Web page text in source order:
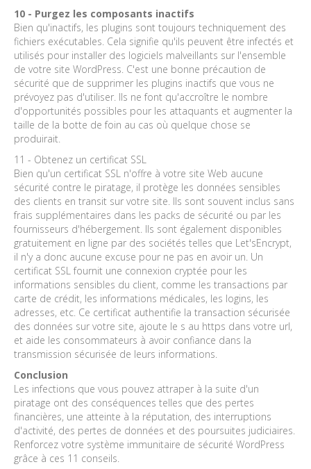
10 - Purgez les composants inactifs
Bien qu'inactifs, les plugins sont toujours techniquement des
fichiers exécutables. Cela signifie qu'ils peuvent être infectés et
utilisés pour installer des logiciels malveillants sur l'ensemble
de votre site WordPress. C'est une bonne précaution de
sécurité que de supprimer les plugins inactifs que vous ne
prévoyez pas d'utiliser. Ils ne font qu'accroître le nombre
d'opportunités possibles pour les attaquants et augmenter la
taille de la botte de foin au cas où quelque chose se
produirait.
11 - Obtenez un certificat SSL
Bien qu'un certificat SSL n'offre à votre site Web aucune
sécurité contre le piratage, il protège les données sensibles
des clients en transit sur votre site. Ils sont souvent inclus sans
frais supplémentaires dans les packs de sécurité ou par les
fournisseurs d'hébergement. Ils sont également disponibles
gratuitement en ligne par des sociétés telles que Let'sEncrypt,
il n'y a donc aucune excuse pour ne pas en avoir un. Un
certificat SSL fournit une connexion cryptée pour les
informations sensibles du client, comme les transactions par
carte de crédit, les informations médicales, les logins, les
adresses, etc. Ce certificat authentifie la transaction sécurisée
des données sur votre site, ajoute le s au https dans votre url,
et aide les consommateurs à avoir confiance dans la
transmission sécurisée de leurs informations.
Conclusion
Les infections que vous pouvez attraper à la suite d'un
piratage ont des conséquences telles que des pertes
financières, une atteinte à la réputation, des interruptions
d'activité, des pertes de données et des poursuites judiciaires.
Renforcez votre système immunitaire de sécurité WordPress
grâce à ces 11 conseils.